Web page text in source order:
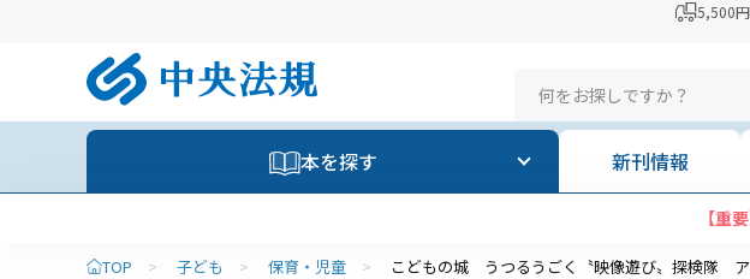
5,500
本を探す 新刊情報
【重
TOP > 子ども > 保育・児童 > こどもの城 うつるうごく〝映像遊び〟探検隊